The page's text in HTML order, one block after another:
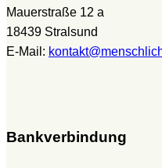
Mauerstraße 12 a
18439 Stralsund
E-Mail:
Bankverbindung